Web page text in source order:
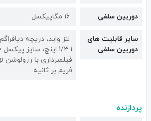
دوربین سلفی ۱۶ مگاپیکسل
سایر قابلیت های
دوربین سلفی
فریم بر ثانیه
پردازنده